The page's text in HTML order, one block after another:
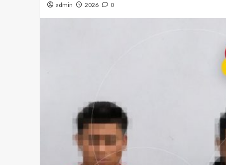
admin 2026 0